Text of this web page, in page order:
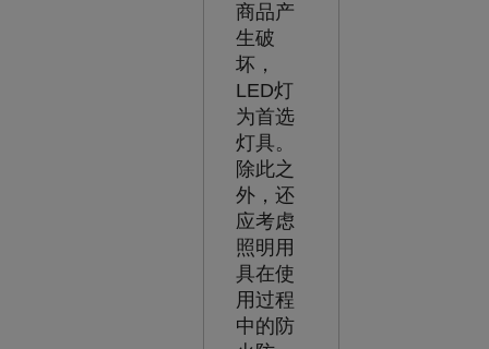
商品产
生破
坏，
LED灯
为首选
灯具。
除此之
外，还
应考虑
照明用
具在使
用过程
中的防